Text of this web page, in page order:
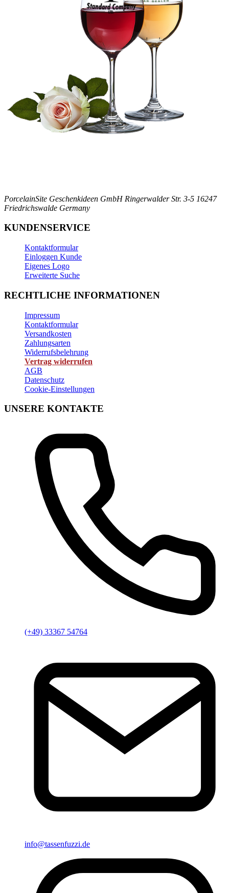
PorcelainSite Geschenkideen GmbH Ringerwalder Str. 3-5 16247
Friedrichswalde Germany
KUNDENSERVICE
Kontaktformular
Einloggen Kunde
Eigenes Logo
Erweiterte Suche
RECHTLICHE INFORMATIONEN
Impressum
Kontaktformular
Versandkosten
Zahlungsarten
Widerrufsbelehrung
Vertrag widerrufen
AGB
Datenschutz
Cookie-Einstellungen
UNSERE KONTAKTE
(+49) 33367 54764
info@tassenfuzzi.de